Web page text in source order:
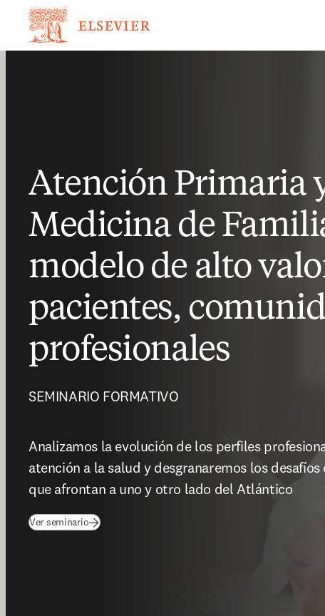
Atención Primaria
Medicina de
modelo de alto
pacientes,
profesionales
SEMINARIO FORMATIVO
Analizamos la evolución de los perfiles
atención a la salud y desgranaremos los
que afrontan a uno y otro lado del Atlántico
Ver seminario